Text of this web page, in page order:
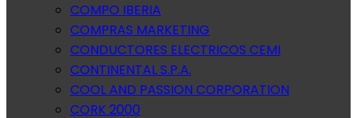
COMPO IBERIA
COMPRAS MARKETING
CONDUCTORES ELECTRICOS CEMI
CONTINENTAL S.P.A.
COOL AND PASSION CORPORATION
CORK 2000